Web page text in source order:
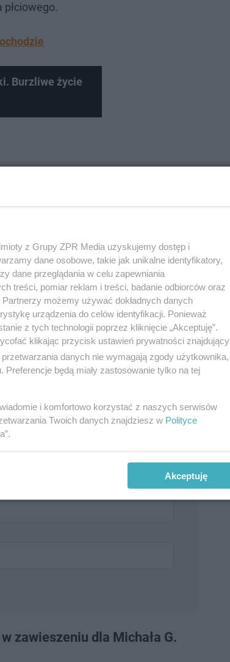
Burzliwe życie
zawieszeniu dla Michała G.
z Grupy ZPR Media uzyskujemy dostęp i
dane osobowe, takie jak unikalne identyfikatory,
dane przeglądania w celu zapewniania
treści, pomiar reklam i treści, badanie odbiorców oraz
możemy używać dokładnych danych
urządzenia do celów identyfikacji. Ponieważ
z tych technologii poprzez kliknięcie „Akceptuję”.
klikając przycisk ustawień prywatności znajdujący
danych nie wymagają zgody użytkownika,
będą miały zastosowanie tylko na tej
i komfortowo korzystać z naszych serwisów
Twoich danych znajdziesz w Polityce
Akceptuję